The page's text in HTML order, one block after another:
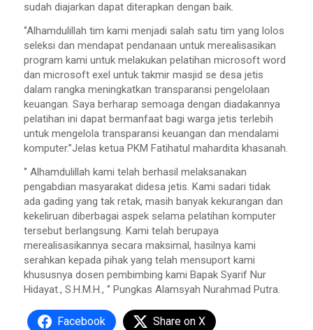
sudah diajarkan dapat diterapkan dengan baik.
‘’Alhamdulillah tim kami menjadi salah satu tim yang lolos
seleksi dan mendapat pendanaan untuk merealisasikan
program kami untuk melakukan pelatihan microsoft word
dan microsoft exel untuk takmir masjid se desa jetis
dalam rangka meningkatkan transparansi pengelolaan
keuangan. Saya berharap semoaga dengan diadakannya
pelatihan ini dapat bermanfaat bagi warga jetis terlebih
untuk mengelola transparansi keuangan dan mendalami
komputer.’’Jelas ketua PKM Fatihatul mahardita khasanah.
‘’ Alhamdulillah kami telah berhasil melaksanakan
pengabdian masyarakat didesa jetis. Kami sadari tidak
ada gading yang tak retak, masih banyak kekurangan dan
kekeliruan diberbagai aspek selama pelatihan komputer
tersebut berlangsung. Kami telah berupaya
merealisasikannya secara maksimal, hasilnya kami
serahkan kepada pihak yang telah mensuport kami
khususnya dosen pembimbing kami Bapak Syarif Nur
Hidayat., S.H.M.H., ‘’ Pungkas Alamsyah Nurahmad Putra.
Facebook Share on X